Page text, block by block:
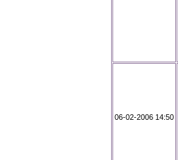
06-02-2006 14:50